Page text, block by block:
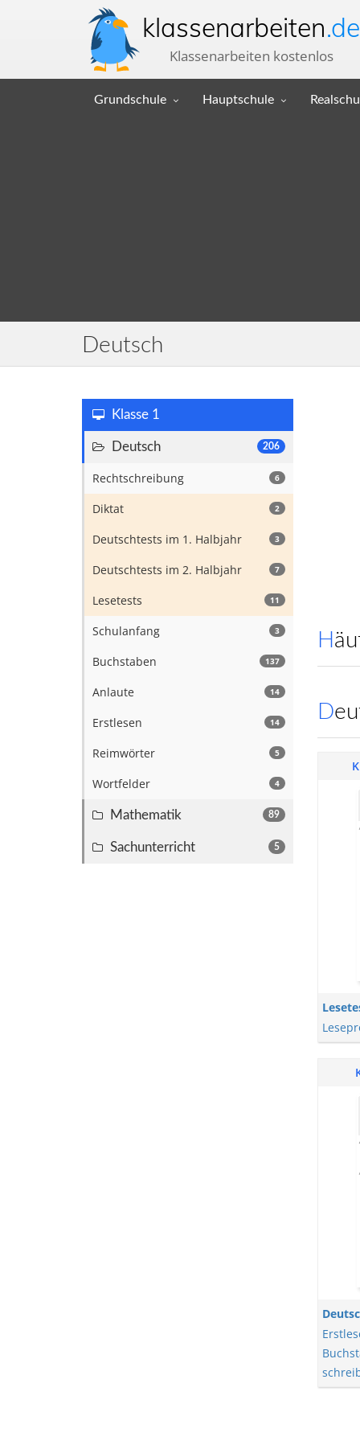
klassenarbeiten.de
Klassenarbeiten kostenlos
Grundschule Hauptschule
Deutsch
Klasse 1
206
Deutsch
6
Rechtschreibung
2
Diktat
3
Deutschtests im 1. Halbjahr
7
Deutschtests im 2. Halbjahr
11
Lesetests
3
Schulanfang
137
Buchstaben
14
Anlaute
14
Erstlesen
5
Reimwörter
4
Wortfelder
89
Mathematik
5
Sachunterricht